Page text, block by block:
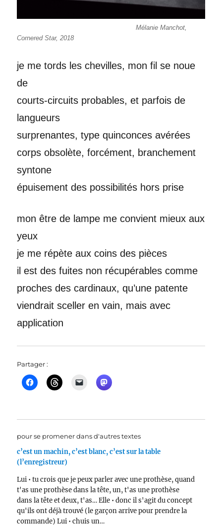
Mélanie Manchot,
Cornered Star, 2018
je me tords les chevilles, mon fil se noue
de
courts-circuits probables, et parfois de
langueurs
surprenantes, type quinconces avérées
corps obsolète, forcément, branchement
syntone
épuisement des possibilités hors prise
mon être de lampe me convient mieux aux
yeux
je me répète aux coins des pièces
il est des fuites non récupérables comme
proches des cardinaux, qu’une patente
viendrait sceller en vain, mais avec
application
Partager :
pour se promener dans d'autres textes
c’est un machin, c’est blanc, c’est sur la table
(l’enregistreur)
Lui • tu crois que je peux parler avec une prothèse, quand
t'as une prothèse dans la tête, un, t'as une prothèse
dans la tête et deux, t'as… Elle • donc il s'agit du concept
qu'ils ont déjà trouvé (le garçon arrive pour prendre la
commande) Lui • chuis un…